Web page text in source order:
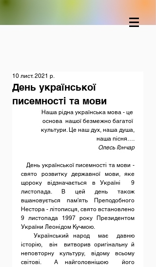
День української
писемності та мови
10 лист. 2021 р.
Наша рідна українська мова - це
основа  нашої безмежно багатої
культури. Це наш дух, наша душа,
наша пісня….
Олесь Гончар
свято розвитку державної мови, яке
щороку відзначається в Україні  9
листопада. В цей день також
вшановується пам'ять Преподобного
Нестора - літописця, свято встановлено
9 листопада 1997 року Президентом
України Леонідом Кучмою.
історію,  він  витворив оригінальну й
неповторну культуру, відому всьому
світові.  А найголовнішою  його